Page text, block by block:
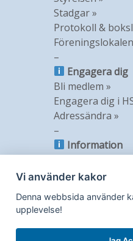
Stadgar »
Protokoll &
–
Engagera dig
Bli medlem »
Engagera dig i
Adressändra »
–
Information
Nyheter »
Nyhetsbrev »
GDPR »
Vi använder kakor
Denna webbsida använder
upplevelse!